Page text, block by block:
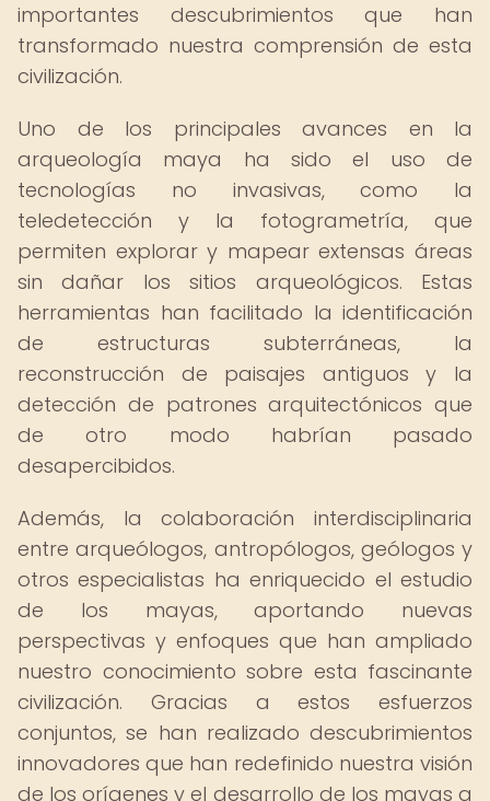
importantes descubrimientos que han
transformado nuestra comprensión de esta
civilización.
Uno de los principales avances en la
arqueología maya ha sido el uso de
tecnologías no invasivas, como la
teledetección y la fotogrametría, que
permiten explorar y mapear extensas áreas
sin dañar los sitios arqueológicos. Estas
herramientas han facilitado la identificación
de estructuras subterráneas, la
reconstrucción de paisajes antiguos y la
detección de patrones arquitectónicos que
de otro modo habrían pasado
desapercibidos.
Además, la colaboración interdisciplinaria
entre arqueólogos, antropólogos, geólogos y
otros especialistas ha enriquecido el estudio
de los mayas, aportando nuevas
perspectivas y enfoques que han ampliado
nuestro conocimiento sobre esta fascinante
civilización. Gracias a estos esfuerzos
conjuntos, se han realizado descubrimientos
innovadores que han redefinido nuestra visión
de los orígenes y el desarrollo de los mayas a